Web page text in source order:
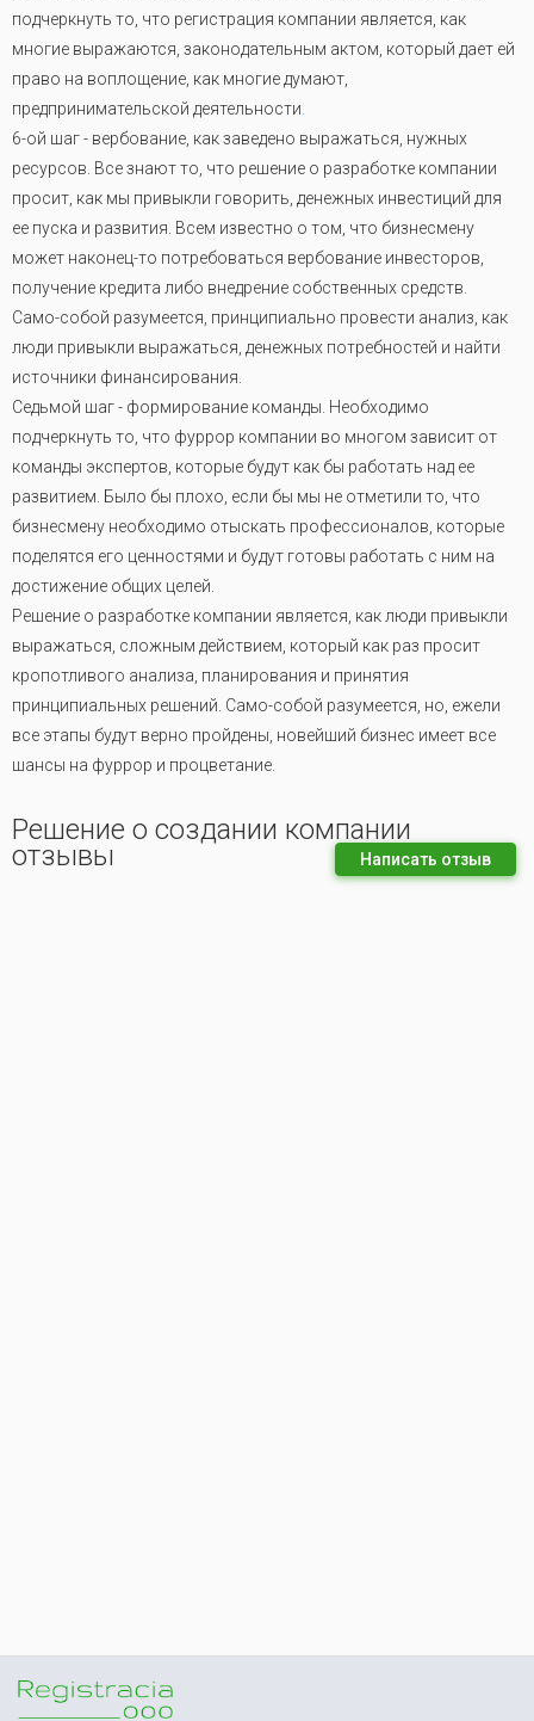
подчеркнуть то, что регистрация компании является, как
многие выражаются, законодательным актом, который дает ей
право на воплощение, как многие думают,
предпринимательской деятельности
6-ой шаг - вербование, как заведено выражаться, нужных
ресурсов. Все знают то, что решение о разработке компании
просит, как мы привыкли говорить, денежных инвестиций для
ее пуска и развития. Всем известно о том, что бизнесмену
может наконец-то потребоваться вербование инвесторов,
получение кредита либо внедрение собственных средств.
Само-собой разумеется, принципиально провести анализ, как
люди привыкли выражаться, денежных потребностей и найти
источники финансирования.
Седьмой шаг - формирование команды. Необходимо
подчеркнуть то, что фуррор компании во многом зависит от
команды экспертов, которые будут как бы работать над ее
развитием. Было бы плохо, если бы мы не отметили то, что
бизнесмену необходимо отыскать профессионалов, которые
поделятся его ценностями и будут готовы работать с ним на
достижение общих целей.
Решение о разработке компании является, как люди привыкли
выражаться, сложным действием, который как раз просит
кропотливого анализа, планирования и принятия
принципиальных решений. Само-собой разумеется, но, ежели
все этапы будут верно пройдены, новейший бизнес имеет все
шансы на фуррор и процветание.
Решение о создании компании
отзывы Написать отзыв